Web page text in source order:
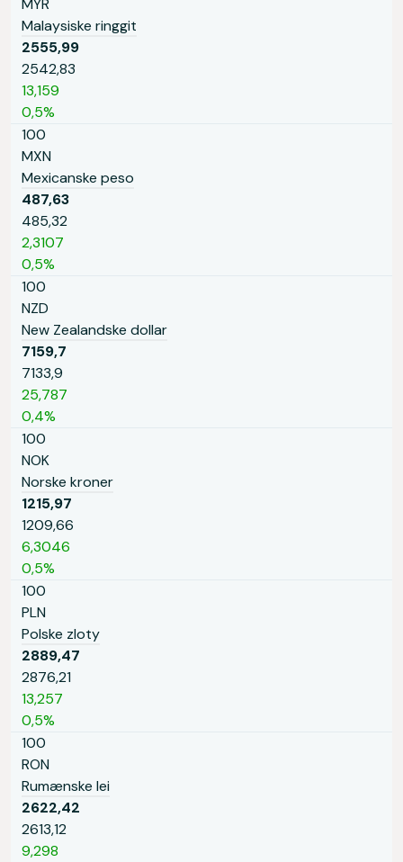
MYR
Malaysiske ringgit
2555,99
2542,83
13,159
0,5%
100
MXN
Mexicanske peso
487,63
485,32
2,3107
0,5%
100
NZD
New Zealandske dollar
7159,7
7133,9
25,787
0,4%
100
NOK
Norske kroner
1215,97
1209,66
6,3046
0,5%
100
PLN
Polske zloty
2889,47
2876,21
13,257
0,5%
100
RON
Rumænske lei
2622,42
2613,12
9,298